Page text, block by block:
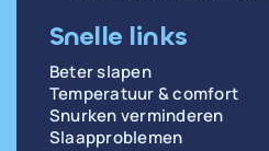
Snelle links
Beter slapen
Temperatuur & comfort
Snurken verminderen
Slaapproblemen